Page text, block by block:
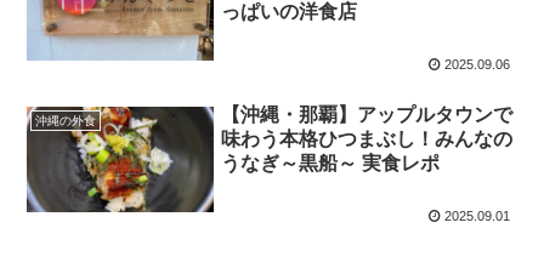
っぱいの洋食店
2025.09.06
沖縄の外食
【沖縄・那覇】アップルタウンで
味わう本格ひつまぶし！みんなの
うなぎ～黒船～ 実食レポ
2025.09.01